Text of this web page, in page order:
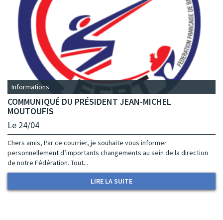
Informations
COMMUNIQUÉ DU PRÉSIDENT JEAN-MICHEL
MOUTOUFIS
Le 24/04
Chers amis, Par ce courrier, je souhaite vous informer
personnellement d’importants changements au sein de la direction
de notre Fédération. Tout...
LIRE LA SUITE